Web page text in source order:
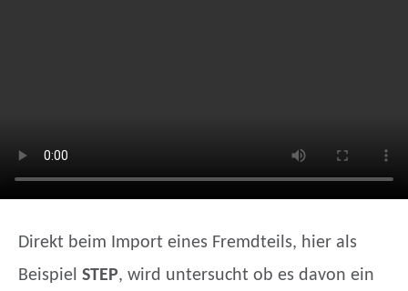
Direkt beim Import eines Fremdteils, hier als
Beispiel STEP, wird untersucht ob es davon ein